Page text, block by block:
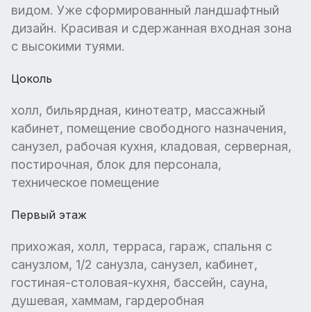
видом. Уже сформированный ландшафтный
дизайн. Красивая и сдержанная входная зона
с высокими туями.
Цоколь
холл, бильярдная, кинотеатр, массажный
кабинет, помещение свободного назначения,
санузел, рабочая кухня, кладовая, серверная,
постирочная, блок для персонала,
техническое помещение
Первый этаж
прихожая, холл, терраса, гараж, спальня с
санузлом, 1/2 санузла, санузел, кабинет,
гостиная-столовая-кухня, бассейн, сауна,
душевая, хаммам, гардеробная